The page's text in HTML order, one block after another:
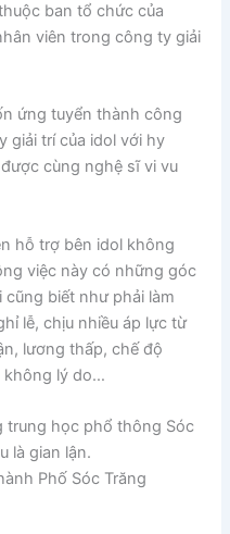
ban tổ chức của
viên trong công ty giải
ứng tuyển thành công
giải trí của idol với hy
cùng nghệ sĩ vi vu
hỗ trợ bên idol không
việc này có những góc
biết như phải làm
lễ, chịu nhiều áp lực từ
lương thấp, chế độ
không lý do…
trung học phổ thông Sóc
là gian lận.
Phố Sóc Trăng